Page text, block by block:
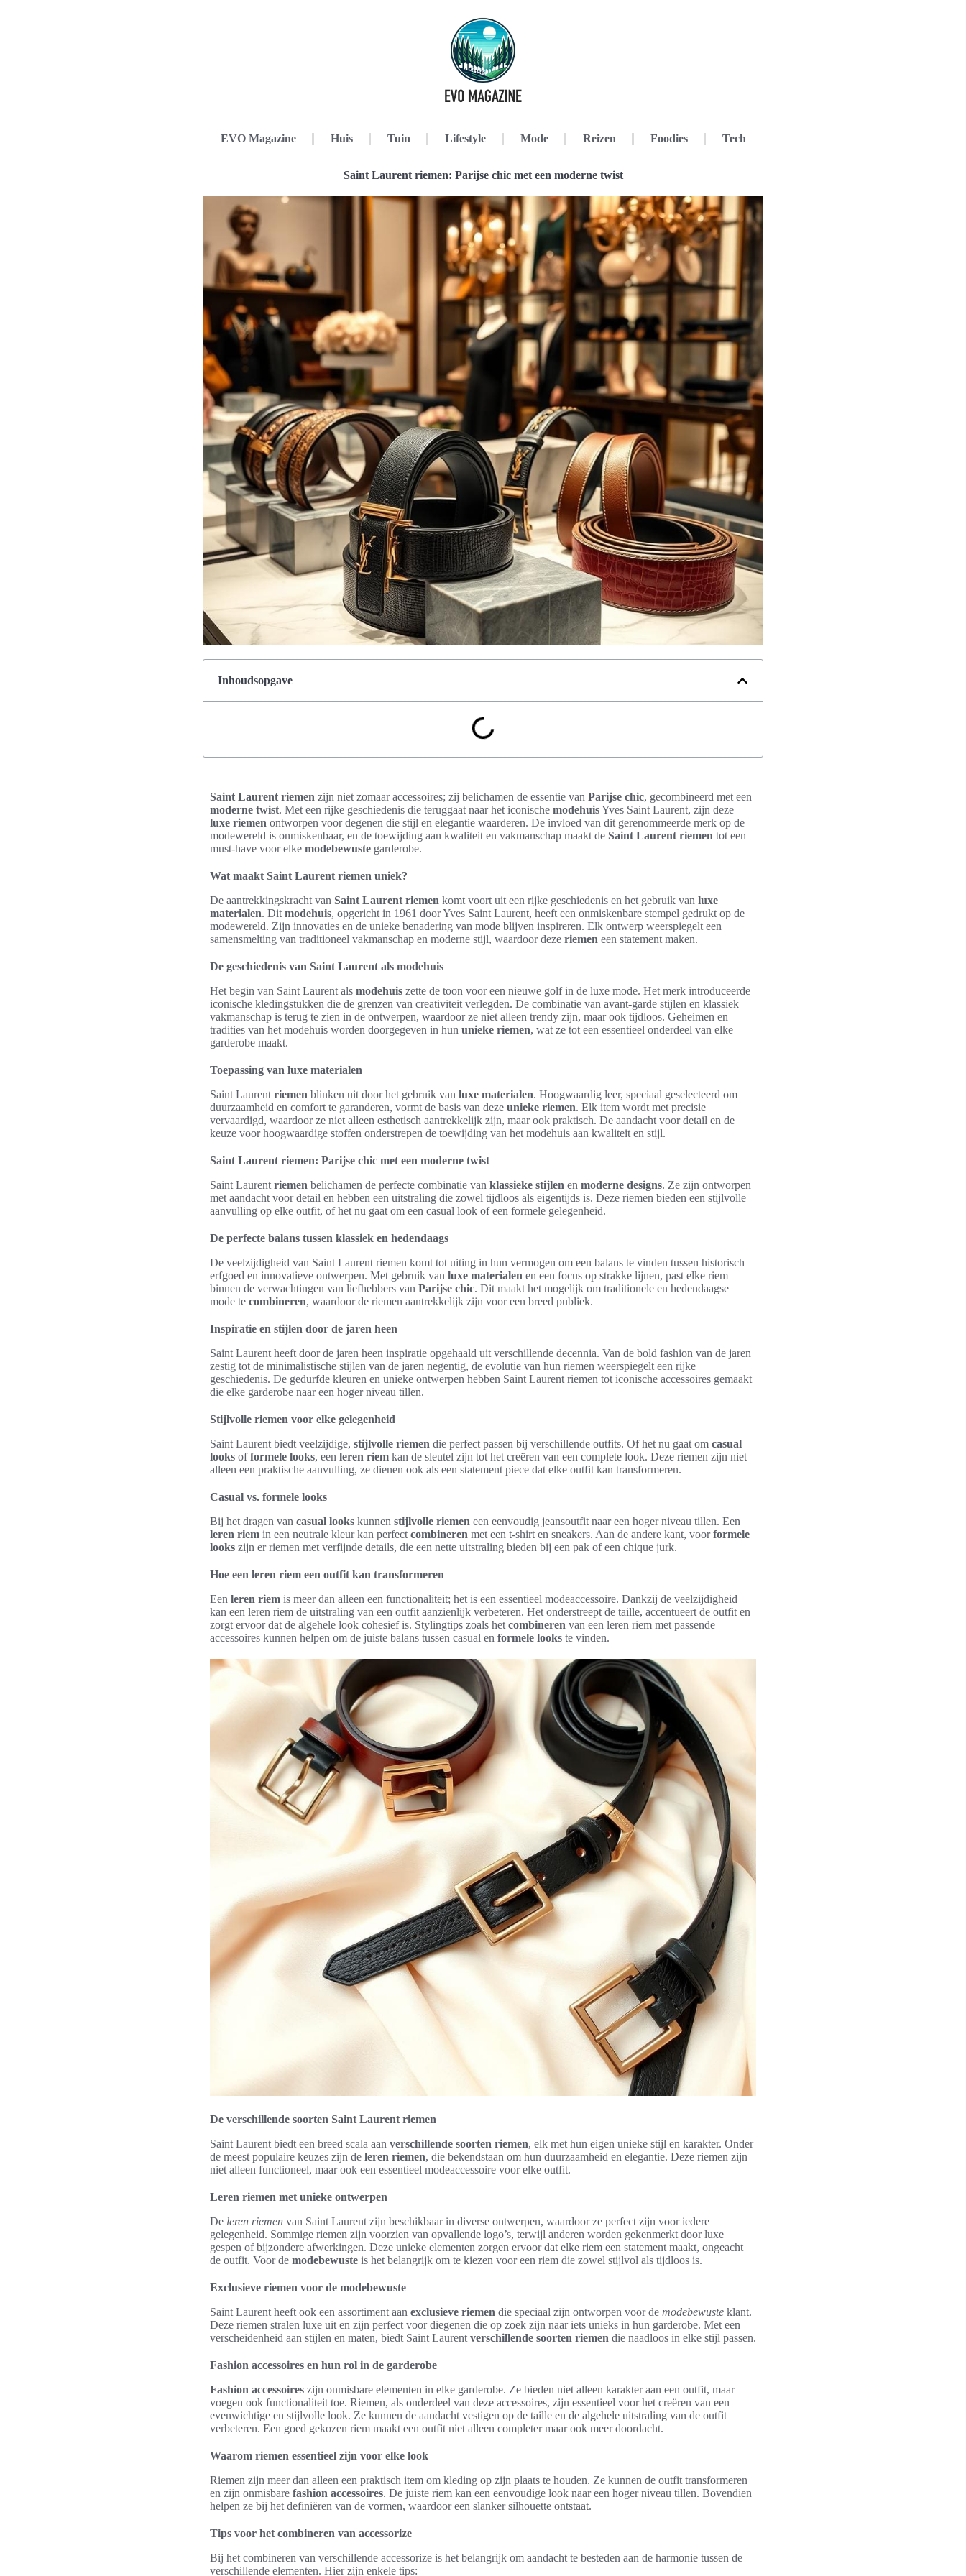
EVO Magazine Huis Tuin Lifestyle Mode Reizen Foodies Tech
Saint Laurent riemen: Parijse chic met een moderne twist
Inhoudsopgave
Saint Laurent riemen zijn niet zomaar accessoires; zij belichamen de essentie van Parijse chic, gecombineerd met een
moderne twist. Met een rijke geschiedenis die teruggaat naar het iconische modehuisYves Saint Laurent, zijn deze
luxe riemen ontworpen voor degenen die stijl en elegantie waarderen. De invloed van dit gerenommeerde merk op de
modewereld is onmiskenbaar, en de toewijding aan kwaliteit en vakmanschap maakt de Saint Laurent riemen tot een
must-have voor elke modebewuste garderobe.
Wat maakt Saint Laurent riemen uniek?
De aantrekkingskracht van Saint Laurent riemen komt voort uit een rijke geschiedenis en het gebruik van luxe
materialen. Dit modehuis, opgericht in 1961 door Yves Saint Laurent, heeft een onmiskenbare stempel gedrukt op de
modewereld. Zijn innovaties en de unieke benadering van mode blijven inspireren. Elk ontwerp weerspiegelt een
samensmelting van traditioneel vakmanschap en moderne stijl, waardoor deze riemen een statement maken.
De geschiedenis van Saint Laurent als modehuis
Het begin van Saint Laurent als modehuis zette de toon voor een nieuwe golf in de luxe mode. Het merk introduceerde
iconische kledingstukken die de grenzen van creativiteit verlegden. De combinatie van avant-garde stijlen en klassiek
vakmanschap is terug te zien in de ontwerpen, waardoor ze niet alleen trendy zijn, maar ook tijdloos. Geheimen en
tradities van het modehuis worden doorgegeven in hun unieke riemen, wat ze tot een essentieel onderdeel van elke
garderobe maakt.
Toepassing van luxe materialen
Saint Laurent riemen blinken uit door het gebruik van luxe materialen. Hoogwaardig leer, speciaal geselecteerd om
duurzaamheid en comfort te garanderen, vormt de basis van deze unieke riemen. Elk item wordt met precisie
vervaardigd, waardoor ze niet alleen esthetisch aantrekkelijk zijn, maar ook praktisch. De aandacht voor detail en de
keuze voor hoogwaardige stoffen onderstrepen de toewijding van het modehuis aan kwaliteit en stijl.
Saint Laurent riemen: Parijse chic met een moderne twist
Saint Laurent riemen belichamen de perfecte combinatie van klassieke stijlen en moderne designs. Ze zijn ontworpen
met aandacht voor detail en hebben een uitstraling die zowel tijdloos als eigentijds is. Deze riemen bieden een stijlvolle
aanvulling op elke outfit, of het nu gaat om een casual look of een formele gelegenheid.
De perfecte balans tussen klassiek en hedendaags
De veelzijdigheid van Saint Laurent riemen komt tot uiting in hun vermogen om een balans te vinden tussen historisch
erfgoed en innovatieve ontwerpen. Met gebruik van luxe materialen en een focus op strakke lijnen, past elke riem
binnen de verwachtingen van liefhebbers van Parijse chic. Dit maakt het mogelijk om traditionele en hedendaagse
mode te combineren, waardoor de riemen aantrekkelijk zijn voor een breed publiek.
Inspiratie en stijlen door de jaren heen
Saint Laurent heeft door de jaren heen inspiratie opgehaald uit verschillende decennia. Van de bold fashion van de jaren
zestig tot de minimalistische stijlen van de jaren negentig, de evolutie van hun riemen weerspiegelt een rijke
geschiedenis. De gedurfde kleuren en unieke ontwerpen hebben Saint Laurent riemen tot iconische accessoires gemaakt
die elke garderobe naar een hoger niveau tillen.
Stijlvolle riemen voor elke gelegenheid
Saint Laurent biedt veelzijdige, stijlvolle riemen die perfect passen bij verschillende outfits. Of het nu gaat om casual
looks offormele looks, een leren riem kan de sleutel zijn tot het creëren van een complete look. Deze riemen zijn niet
alleen een praktische aanvulling, ze dienen ook als een statement piece dat elke outfit kan transformeren.
Casual vs. formele looks
Bij het dragen van casual looks kunnen stijlvolle riemen een eenvoudig jeansoutfit naar een hoger niveau tillen. Een
leren riem in een neutrale kleur kan perfect combineren met een t-shirt en sneakers. Aan de andere kant, voorformele
looks zijn er riemen met verfijnde details, die een nette uitstraling bieden bij een pak of een chique jurk.
Hoe een leren riem een outfit kan transformeren
Een leren riem is meer dan alleen een functionaliteit; het is een essentieel modeaccessoire. Dankzij de veelzijdigheid
kan een leren riem de uitstraling van een outfit aanzienlijk verbeteren. Het onderstreept de taille, accentueert de outfit en
zorgt ervoor dat de algehele look cohesief is. Stylingtips zoals het combineren van een leren riem met passende
accessoires kunnen helpen om de juiste balans tussen casual en formele looks te vinden.
De verschillende soorten Saint Laurent riemen
Saint Laurent biedt een breed scala aan verschillende soorten riemen, elk met hun eigen unieke stijl en karakter. Onder
de meest populaire keuzes zijn de leren riemen, die bekendstaan om hun duurzaamheid en elegantie. Deze riemen zijn
niet alleen functioneel, maar ook een essentieel modeaccessoire voor elke outfit.
Leren riemen met unieke ontwerpen
De leren riemen van Saint Laurent zijn beschikbaar in diverse ontwerpen, waardoor ze perfect zijn voor iedere
gelegenheid. Sommige riemen zijn voorzien van opvallende logo’s, terwijl anderen worden gekenmerkt door luxe
gespen of bijzondere afwerkingen. Deze unieke elementen zorgen ervoor dat elke riem een statement maakt, ongeacht
de outfit. Voor de modebewuste is het belangrijk om te kiezen voor een riem die zowel stijlvol als tijdloos is.
Exclusieve riemen voor de modebewuste
Saint Laurent heeft ook een assortiment aan exclusieve riemen die speciaal zijn ontworpen voor de modebewuste klant.
Deze riemen stralen luxe uit en zijn perfect voor diegenen die op zoek zijn naar iets unieks in hun garderobe. Met een
verscheidenheid aan stijlen en maten, biedt Saint Laurent verschillende soorten riemen die naadloos in elke stijl passen.
Fashion accessoires en hun rol in de garderobe
Fashion accessoires zijn onmisbare elementen in elke garderobe. Ze bieden niet alleen karakter aan een outfit, maar
voegen ook functionaliteit toe. Riemen, als onderdeel van deze accessoires, zijn essentieel voor het creëren van een
evenwichtige en stijlvolle look. Ze kunnen de aandacht vestigen op de taille en de algehele uitstraling van de outfit
verbeteren. Een goed gekozen riem maakt een outfit niet alleen completer maar ook meer doordacht.
Waarom riemen essentieel zijn voor elke look
Riemen zijn meer dan alleen een praktisch item om kleding op zijn plaats te houden. Ze kunnen de outfit transformeren
en zijn onmisbare fashion accessoires. De juiste riem kan een eenvoudige look naar een hoger niveau tillen. Bovendien
helpen ze bij het definiëren van de vormen, waardoor een slanker silhouette ontstaat.
Tips voor het combineren van accessorize
Bij het combineren van verschillende accessorize is het belangrijk om aandacht te besteden aan de harmonie tussen de
verschillende elementen. Hier zijn enkele tips: